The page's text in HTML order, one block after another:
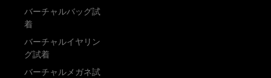
バーチャルバッグ試
着
バーチャルイヤリン
グ試着
バーチャルメガネ試